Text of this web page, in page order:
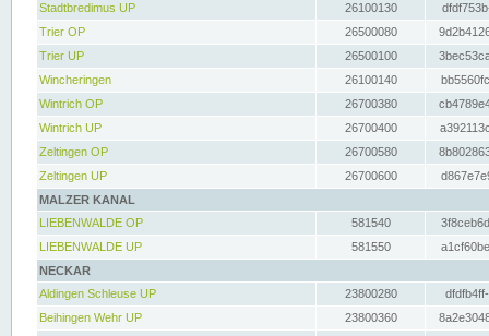
Stadtbredimus UP
26100130
Trier OP
26500080
Trier UP
26500100
Wincheringen
26100140
Wintrich OP
26700380
Wintrich UP
26700400
Zeltingen OP
26700580
Zeltingen UP
26700600
MALZER KANAL
LIEBENWALDE OP
581540
LIEBENWALDE UP
581550
NECKAR
Aldingen Schleuse UP
23800280
Beihingen Wehr UP
23800360